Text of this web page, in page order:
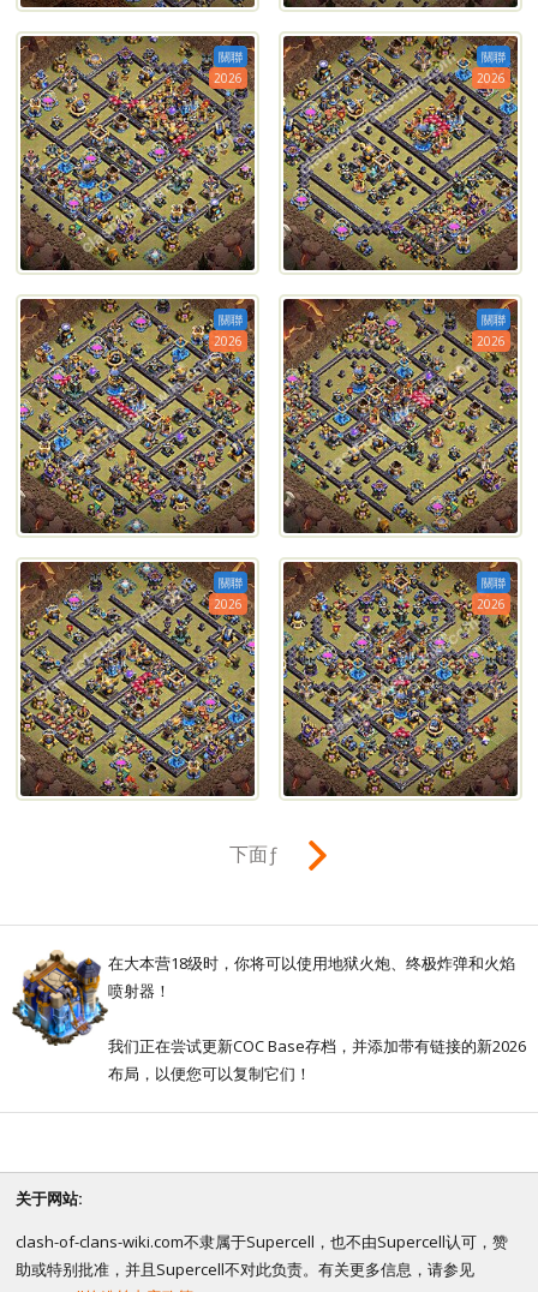
關聯
2026
關聯
2026
關聯
2026
關聯
2026
關聯
2026
關聯
2026
下面ƒ
在大本营18级时，你将可以使用地狱火炮、终极炸弹和火焰
喷射器！
我们正在尝试更新COC Base存档，并添加带有链接的新2026
布局，以便您可以复制它们！
关于网站:
clash-of-clans-wiki.com不隶属于Supercell，也不由Supercell认可，赞
助或特别批准，并且Supercell不对此负责。有关更多信息，请参见